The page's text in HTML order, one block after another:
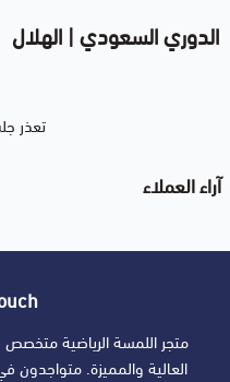
الدوري السعودي | الهلال
تعذر
آراء العملاء
متجر اللمسة الرياضية متخصص
العالية والمميزة. متواجدون